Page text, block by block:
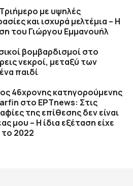
με υψηλές
και ισχυρά μελτέμια – Η
του Γιώργου Εμμανουήλ
βομβαρδισμοί στο
νεκροί, μεταξύ των
παιδί
46χρονης κατηγορούμενης
στο ΕΡΤnews: Στις
της επίθεσης δεν είναι
μου – Η ίδια εξέταση είχε
το 2022